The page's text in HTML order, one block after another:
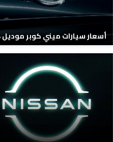
أسعار سيارات ميني كوبر موديل 2024